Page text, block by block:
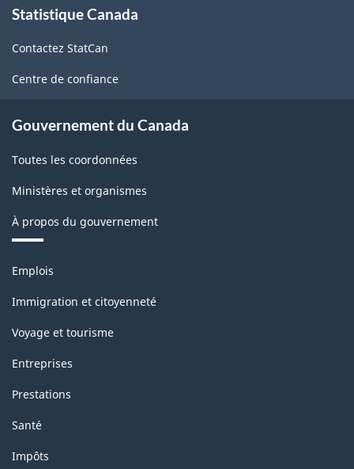
le
territoire
Variante
de
CGT
2016
-
Structure
de
la
classification
propos
ce
site
Statistique Canada
Contactez StatCan
Centre de confiance
Gouvernement du Canada
Toutes les coordonnées
Ministères et organismes
À propos du gouvernement
Thèmes
sujets
Emplois
Immigration et citoyenneté
Voyage et tourisme
Entreprises
Prestations
Santé
Impôts